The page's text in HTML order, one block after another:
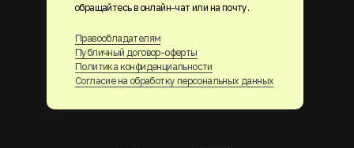
Правообладателям
Публичный договор-оферты
Политика конфиденциальности
Согласие на обработку персональных данных
обращайтесь в онлайн-чат или на почту.